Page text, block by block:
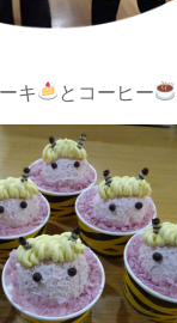
キ とコーヒー